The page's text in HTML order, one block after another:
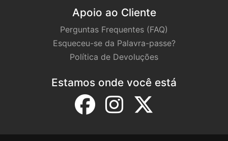
Apoio ao Cliente
Perguntas Frequentes (FAQ)
Esqueceu-se da Palavra-passe?
Política de Devoluções
Estamos onde você está